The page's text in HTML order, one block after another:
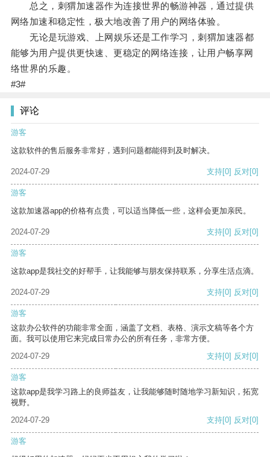
总之，刺猬加速器作为连接世界的畅游神器，通过提供
网络加速和稳定性，极大地改善了用户的网络体验。
无论是玩游戏、上网娱乐还是工作学习，刺猬加速器都
能够为用户提供更快速、更稳定的网络连接，让用户畅享网
络世界的乐趣。
#3#
评论
游客
这款软件的售后服务非常好，遇到问题都能得到及时解决。
2024-07-29 支持[0] 反对[0]
游客
这款加速器app的价格有点贵，可以适当降低一些，这样会更加亲民。
2024-07-29 支持[0] 反对[0]
游客
这款app是我社交的好帮手，让我能够与朋友保持联系，分享生活点滴。
2024-07-29 支持[0] 反对[0]
游客
这款办公软件的功能非常全面，涵盖了文档、表格、演示文稿等各个方
面。我可以使用它来完成日常办公的所有任务，非常方便。
2024-07-29
支持[0] 反对[0]
游客
这款app是我学习路上的良师益友，让我能够随时随地学习新知识，拓宽
视野。
2024-07-29
支持[0] 反对[0]
游客